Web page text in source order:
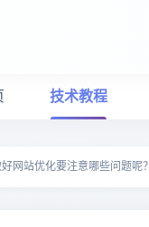
技术教程
网站优化要注意哪些问题呢？